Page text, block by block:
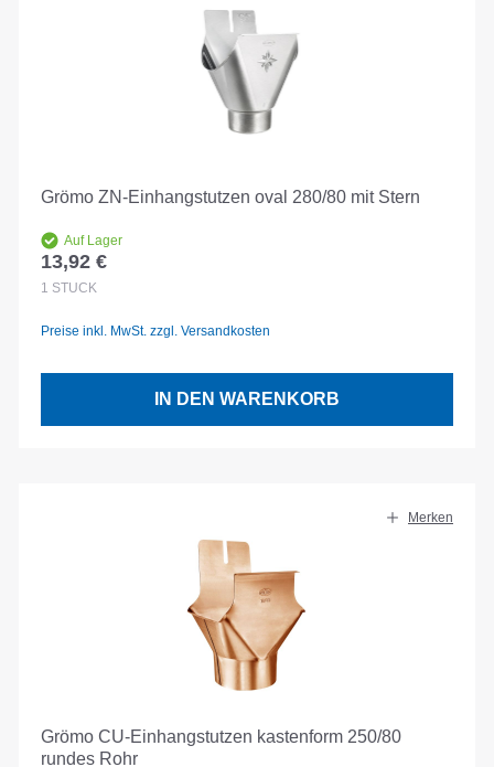
Grömo ZN-Einhangstutzen oval 280/80 mit Stern
Auf Lager
Regulärer Preis:
13,92 €
1 STÜCK
Preise inkl. MwSt. zzgl. Versandkosten
IN DEN WARENKORB
Merken
Grömo CU-Einhangstutzen kastenform 250/80
rundes Rohr